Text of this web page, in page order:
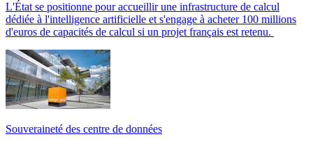
L'État se positionne pour accueillir une infrastructure de calcul
dédiée à l'intelligence artificielle et s'engage à acheter 100 millions
d'euros de capacités de calcul si un projet français est retenu.
Souveraineté des centre de données